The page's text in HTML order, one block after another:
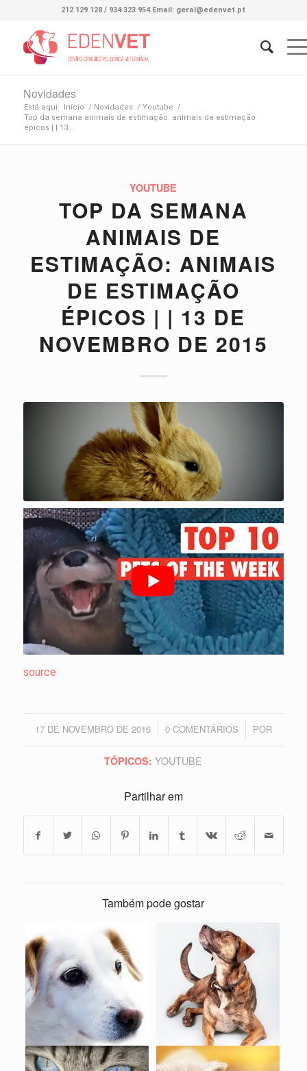
212 129 128 / 934 323 954 Email: geral@edenvet.pt
Novidades
Está aqui: Início / Novidades / Youtube /
Top da semana animais de estimação: animais de estimação
épicos | | 13...
YOUTUBE
TOP DA SEMANA
ANIMAIS DE
ESTIMAÇÃO: ANIMAIS
DE ESTIMAÇÃO
ÉPICOS | | 13 DE
NOVEMBRO DE 2015
source
17 DE NOVEMBRO DE 2016
/ 0 COMENTÁRIOS
/ POR
TÓPICOS: YOUTUBE
Partilhar em
Também pode gostar